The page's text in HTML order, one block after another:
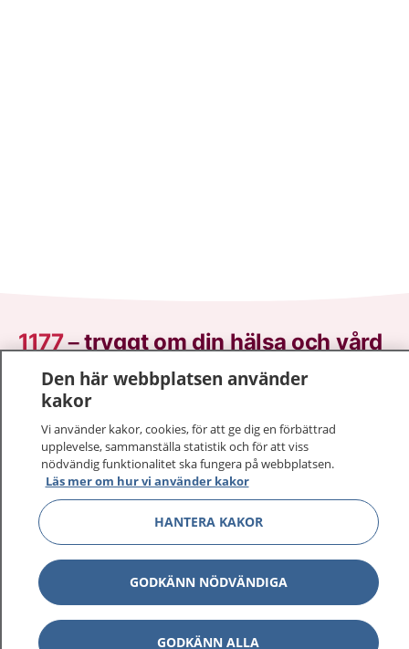
1177–tryggt om din hälsa och vård
På 1177.se får du råd om hälsa och information om
sjukdomar och vilka mottagningar du kan kontakta.
Logga in för att läsa din journal och göra dina
vårdärenden. Ring telefonnummer 1177 för
sjukvårdsrådgivning dygnet runt.
1177 ger dig råd när du vill må bättre.
1177 på flera språk Visa
Den här webbplatsen använder
kakor
Vi använder kakor, cookies, för att ge dig en förbättrad
upplevelse, sammanställa statistik och för att viss
nödvändig funktionalitet ska fungera på webbplatsen.
Läs mer om hur vi använder kakor
HANTERA KAKOR
GODKÄNN NÖDVÄNDIGA
GODKÄNN ALLA